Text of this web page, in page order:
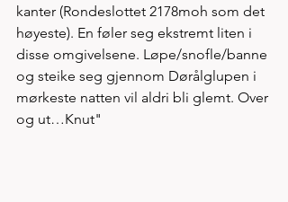
kanter (Rondeslottet 2178moh som det
høyeste). En føler seg ekstremt liten i
disse omgivelsene. Løpe/snofle/banne
og steike seg gjennom Dørålglupen i
mørkeste natten vil aldri bli glemt. Over
og ut…Knut"